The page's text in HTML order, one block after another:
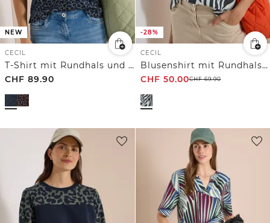
NEW
CECIL
T-Shirt mit Rundhals und Leo-Muster
CHF 89.90
-28%
CECIL
Blusenshirt mit Rundhals und Print
CHF 50.00CHF69.90